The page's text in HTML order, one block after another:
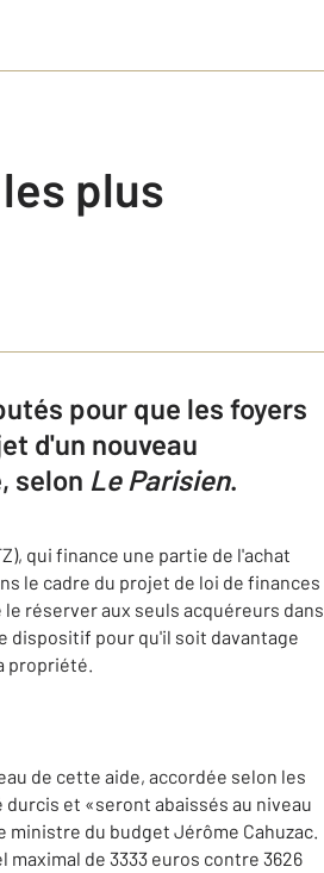
plus
pour que les foyers
d'un nouveau
selon Le Parisien.
qui finance une partie de l'achat
le cadre du projet de loi de finances
réserver aux seuls acquéreurs dans
dispositif pour qu'il soit davantage
propriété.
de cette aide, accordée selon les
et «seront abaissés au niveau
ministre du budget Jérôme Cahuzac.
de 3333 euros contre 3626